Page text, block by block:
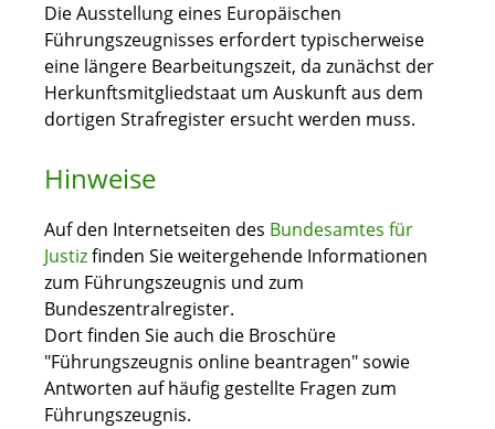
Die Ausstellung eines Europäischen
Führungszeugnisses erfordert typischerweise
eine längere Bearbeitungszeit, da zunächst der
Herkunftsmitgliedstaat um Auskunft aus dem
dortigen Strafregister ersucht werden muss.
Hinweise
Auf den Internetseiten des Bundesamtes für
Justizfinden Sie weitergehende Informationen
zum Führungszeugnis und zum
Bundeszentralregister.
Dort finden Sie auch die Broschüre
"Führungszeugnis online beantragen" sowie
Antworten auf häufig gestellte Fragen zum
Führungszeugnis.